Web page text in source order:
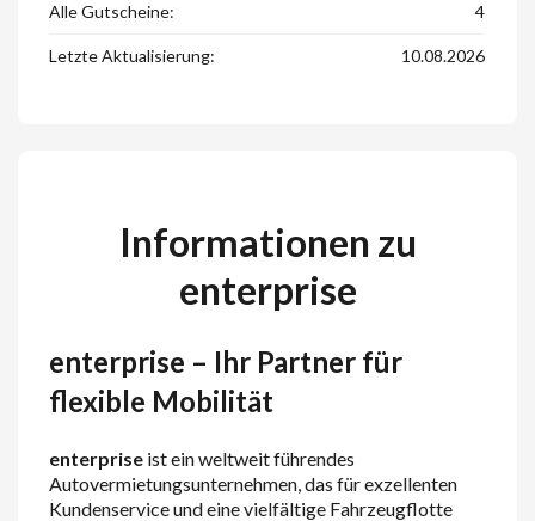
Alle Gutscheine: 4
Letzte Aktualisierung: 10.08.2026
Informationen zu
enterprise
enterprise – Ihr Partner für
flexible Mobilität
enterprise ist ein weltweit führendes
Autovermietungsunternehmen, das für exzellenten
Kundenservice und eine vielfältige Fahrzeugflotte